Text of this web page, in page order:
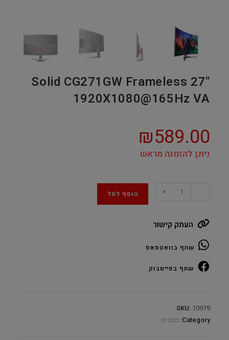
Solid CG271GW Frameless 27"
1920X1080@165Hz VA
₪589.00
ניתן להזמנה מראש
27"
1920X1080@165Hz
VA
quantity
-
+ הוסף לסל
העתק קישור
שתף בוואטסאפ
שתף בפייסבוק
SKU: 10979
Category: מסכים